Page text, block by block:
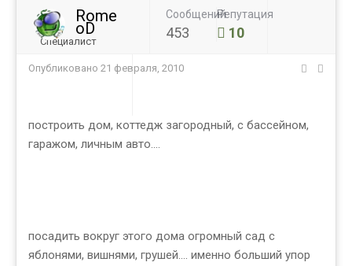
Rome
oD
Специалист
Сообщений
453
Репутация
10
Опубликовано 21 февраля, 2010
построить дом, коттедж загородный, с бассейном,
гаражом, личным авто....
посадить вокруг этого дома огромный сад с
яблонями, вишнями, грушей.... именно больший упор